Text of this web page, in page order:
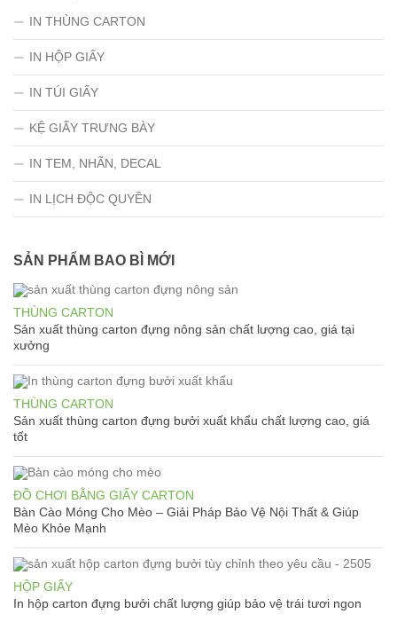
IN THÙNG CARTON
IN HỘP GIẤY
IN TÚI GIẤY
KỆ GIẤY TRƯNG BÀY
IN TEM, NHÃN, DECAL
IN LỊCH ĐỘC QUYỀN
SẢN PHẨM BAO BÌ MỚI
THÙNG CARTON
Sản xuất thùng carton đựng nông sản chất lượng cao, giá tại
xưởng
THÙNG CARTON
Sản xuất thùng carton đựng bưởi xuất khẩu chất lượng cao, giá
tốt
ĐỒ CHƠI BẰNG GIẤY CARTON
Bàn Cào Móng Cho Mèo – Giải Pháp Bảo Vệ Nội Thất & Giúp
Mèo Khỏe Mạnh
HỘP GIẤY
In hộp carton đựng bưởi chất lượng giúp bảo vệ trái tươi ngon